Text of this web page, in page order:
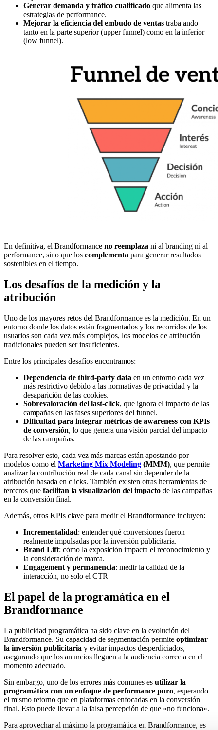
Generar demanda y tráfico cualificado que alimenta las
estrategias de performance.
Mejorar la eficiencia del embudo de ventas trabajando
tanto en la parte superior (upper funnel) como en la inferior
(low funnel).
En definitiva, el Brandformance no reemplaza ni al branding ni al
performance, sino que los complementa para generar resultados
sostenibles en el tiempo.
Los desafíos de la medición y la
atribución
Uno de los mayores retos del Brandformance es la medición. En un
entorno donde los datos están fragmentados y los recorridos de los
usuarios son cada vez más complejos, los modelos de atribución
tradicionales pueden ser insuficientes.
Entre los principales desafíos encontramos:
Dependencia de third-party data en un entorno cada vez
más restrictivo debido a las normativas de privacidad y la
desaparición de las cookies.
Sobrevaloración del last-click, que ignora el impacto de las
campañas en las fases superiores del funnel.
Dificultad para integrar métricas de awareness con KPIs
de conversión, lo que genera una visión parcial del impacto
de las campañas.
Para resolver esto, cada vez más marcas están apostando por
modelos como el Marketing Mix Modeling (MMM), que permite
analizar la contribución real de cada canal sin depender de la
atribución basada en clicks. También existen otras herramientas de
terceros que facilitan la visualización del impacto de las campañas
en la conversión final.
Además, otros KPIs clave para medir el Brandformance incluyen:
Incrementalidad: entender qué conversiones fueron
realmente impulsadas por la inversión publicitaria.
Brand Lift: cómo la exposición impacta el reconocimiento y
la consideración de marca.
Engagement y permanencia: medir la calidad de la
interacción, no solo el CTR.
El papel de la programática en el
Brandformance
La publicidad programática ha sido clave en la evolución del
Brandformance. Su capacidad de segmentación permite optimizar
la inversión publicitaria y evitar impactos desperdiciados,
asegurando que los anuncios lleguen a la audiencia correcta en el
momento adecuado.
Sin embargo, uno de los errores más comunes es utilizar la
programática con un enfoque de performance puro, esperando
el mismo retorno que en plataformas enfocadas en la conversión
final. Esto puede llevar a la falsa percepción de que «no funciona».
Para aprovechar al máximo la programática en Brandformance, es